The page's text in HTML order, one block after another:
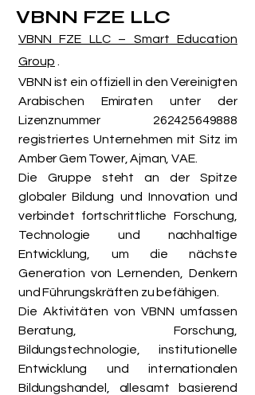
VBNN FZE LLC
VBNN FZE LLC – Smart Education
Group
VBNN ist ein offiziell in den Vereinigten
Arabischen Emiraten unter der
Lizenznummer 262425649888
registriertes Unternehmen mit Sitz im
Amber Gem Tower, Ajman, VAE.
Die Gruppe steht an der Spitze
globaler Bildung und Innovation und
verbindet fortschrittliche Forschung,
Technologie und nachhaltige
Entwicklung, um die nächste
Generation von Lernenden, Denkern
und Führungskräften zu befähigen.
Die Aktivitäten von VBNN umfassen
Beratung, Forschung,
Bildungstechnologie, institutionelle
Entwicklung und internationalen
Bildungshandel, allesamt basierend